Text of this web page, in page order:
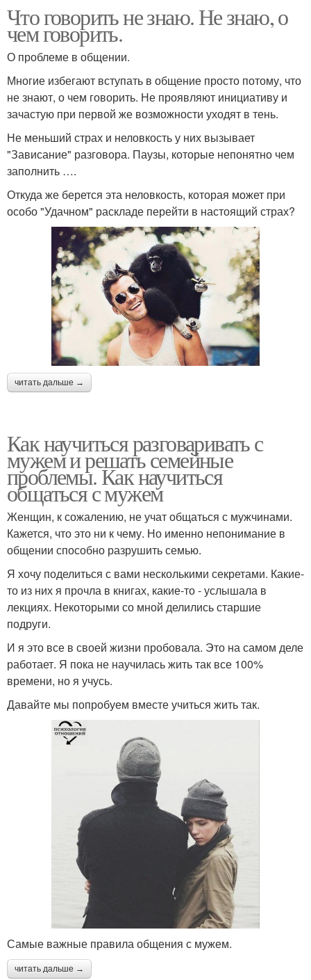
Что говорить не знаю. Не знаю, о
чем говорить.
О проблеме в общении.
Многие избегают вступать в общение просто потому, что
не знают, о чем говорить. Не проявляют инициативу и
зачастую при первой же возможности уходят в тень.
Не меньший страх и неловкость у них вызывает
"Зависание" разговора. Паузы, которые непонятно чем
заполнить ….
Откуда же берется эта неловкость, которая может при
особо "Удачном" раскладе перейти в настоящий страх?
читать дальше →
Как научиться разговаривать с
мужем и решать семейные
проблемы. Как научиться
общаться с мужем
Женщин, к сожалению, не учат общаться с мужчинами.
Кажется, что это ни к чему. Но именно непонимание в
общении способно разрушить семью.
Я хочу поделиться с вами несколькими секретами. Какие-
то из них я прочла в книгах, какие-то - услышала в
лекциях. Некоторыми со мной делились старшие
подруги.
И я это все в своей жизни пробовала. Это на самом деле
работает. Я пока не научилась жить так все 100%
времени, но я учусь.
Давайте мы попробуем вместе учиться жить так.
Самые важные правила общения с мужем.
читать дальше →